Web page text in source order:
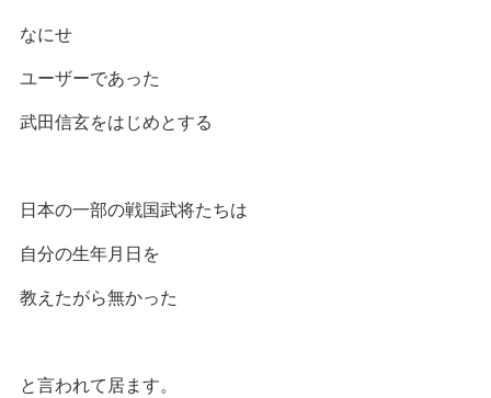
なにせ
ユーザーであった
武田信玄をはじめとする
日本の一部の戦国武将たちは
自分の生年月日を
教えたがら無かった
と言われて居ます。